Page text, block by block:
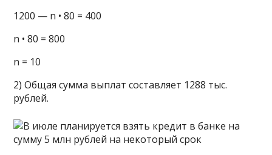
1200 — n • 80 = 400
n • 80 = 800
n = 10
2) Общая сумма выплат составляет 1288 тыс.
рублей.